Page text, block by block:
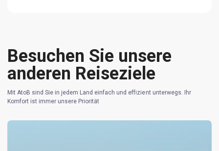
Besuchen Sie unsere
anderen Reiseziele
Mit AtoB sind Sie in jedem Land einfach und effizient unterwegs. Ihr
Komfort ist immer unsere Priorität